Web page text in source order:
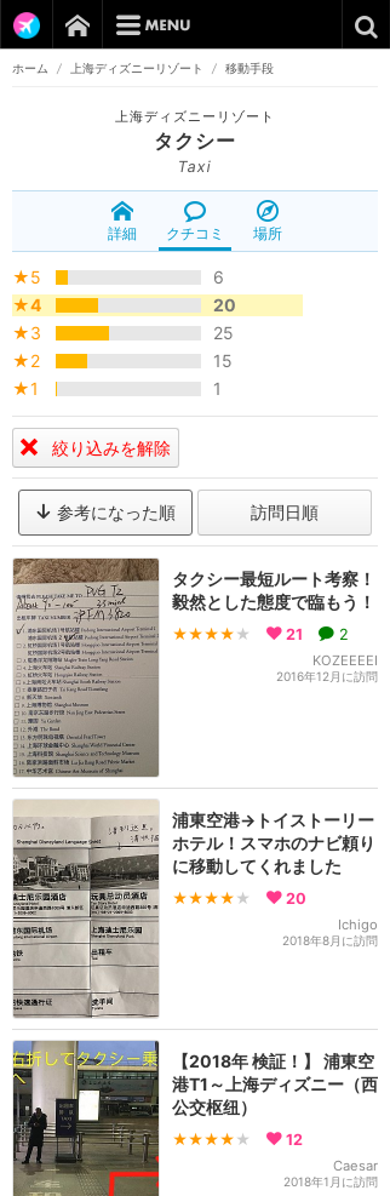
ホーム / 上海ディズニーリゾート / 移動手段
上海ディズニーリゾート
タクシー
Taxi
詳細 クチコミ 場所
★5
6
★4
20
★3
25
★2
15
★1
1
絞り込みを解除
参考になった順 訪問日順
タクシー最短ルート考察！
毅然とした態度で臨もう！
★★★★ ★ 21 2
KOZEEEEI
2016年12月に訪問
浦東空港→トイストーリー
ホテル！スマホのナビ頼り
に移動してくれました
★★★★ ★ 20
Ichigo
2018年8月に訪問
【2018年 検証！】 浦東空
港T1～上海ディズニー（西
公交枢纽）
★★★★ ★ 12
Caesar
2018年1月に訪問